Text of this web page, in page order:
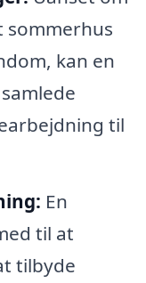
sommerhus
kan en
til
En
til at
tilbyde